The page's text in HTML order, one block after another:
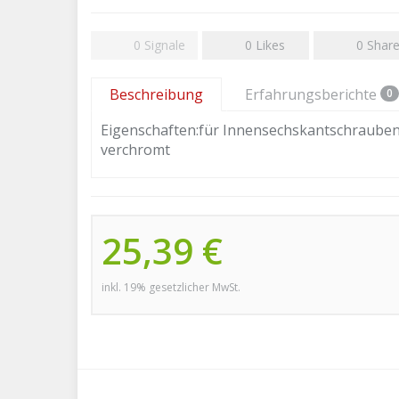
0 Signale 0 Likes 0
Beschreibung Erfahrungsberichte 0
Eigenschaften:für
verchromt
25,39 €
inkl. 19% gesetzlicher MwSt.